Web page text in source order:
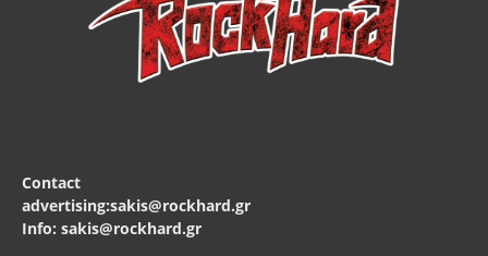
Contact
advertising:sakis@rockhard.gr
Info: sakis@rockhard.gr